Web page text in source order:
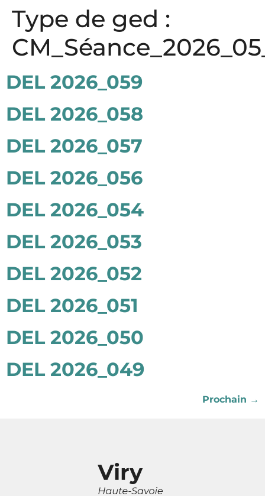
Type de ged :
DEL 2026_059
DEL 2026_058
DEL 2026_057
DEL 2026_056
DEL 2026_054
DEL 2026_053
DEL 2026_052
DEL 2026_051
DEL 2026_050
DEL 2026_049
Prochain →
Panneau de gestion des cookies